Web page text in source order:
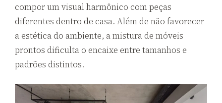
compor um visual harmônico com peças
diferentes dentro de casa. Além de não favorecer
a estética do ambiente, a mistura de móveis
prontos dificulta o encaixe entre tamanhos e
padrões distintos.